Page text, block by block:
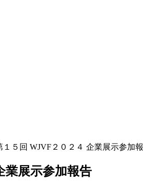
１５回 WJVF２０２４ 企業展示参加
業展示参加報告